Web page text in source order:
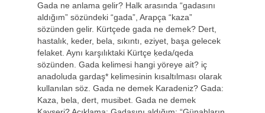
Gada ne anlama gelir? Halk arasında “gadasını
aldığım” sözündeki “gada”, Arapça “kaza”
sözünden gelir. Kürtçede gada ne demek? Dert,
hastalık, keder, bela, sıkıntı, eziyet, başa gelecek
felaket. Aynı karşılıktaki Kürtçe ḳeda/qeda
sözünden. Gada kelimesi hangi yöreye ait? iç
anadoluda gardaş* kelimesinin kısaltılması olarak
kullanılan söz. Gada ne demek Karadeniz? Gada:
Kaza, bela, dert, musibet. Gada ne demek